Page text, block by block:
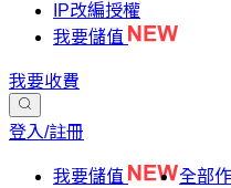
IP改編授權
我要儲值
我要收費
登入/註冊
我要儲值 全部